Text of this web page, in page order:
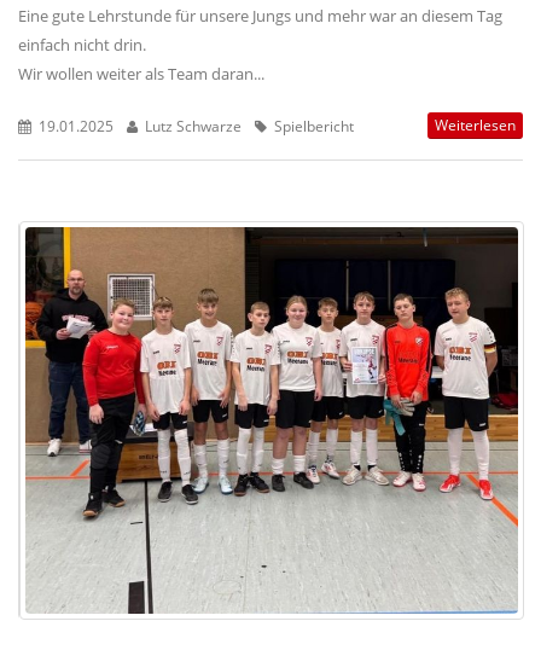
Eine gute Lehrstunde für unsere Jungs und mehr war an diesem Tag
einfach nicht drin.
Wir wollen weiter als Team daran...
19.01.2025 Lutz Schwarze Spielbericht Weiterlesen